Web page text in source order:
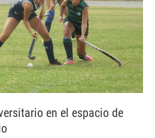
en el espacio de